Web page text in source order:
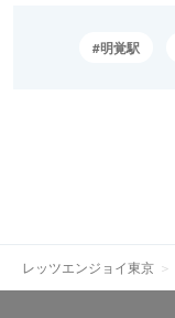
明覚駅
レッツエンジョイ東京